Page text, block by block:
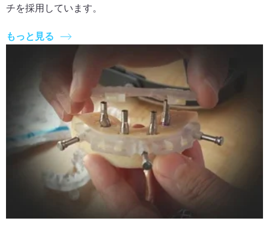
チを採用しています。
もっと見る